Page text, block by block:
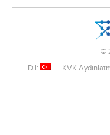
©
Dil:
KVK